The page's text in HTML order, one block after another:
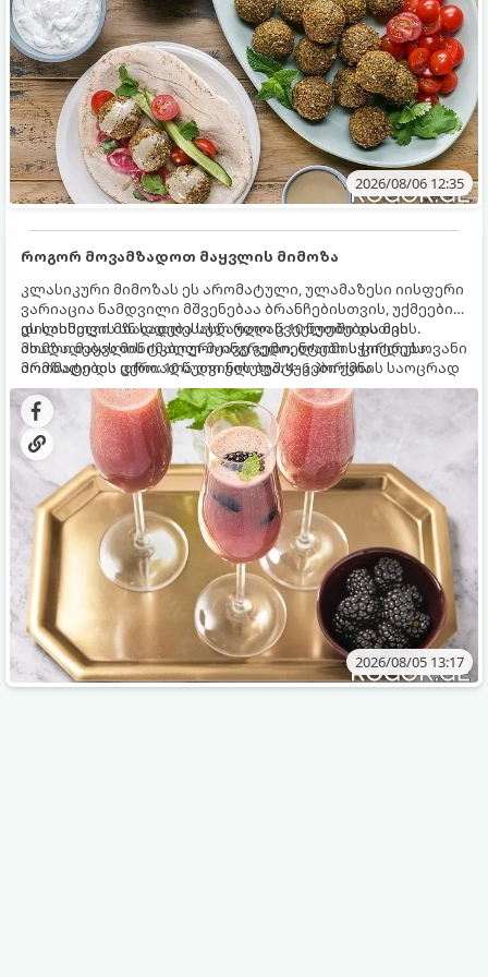
2026/08/06 12:35
როგორ მოვამზადოთ მაყვლის მიმოზა
კლასიკური მიმოზას ეს არომატული, ულამაზესი იისფერი
ვარიაცია ნამდვილი მშვენებაა ბრანჩებისთვის, უქმეების
დილისთვის ან სადღესასწაულო წვეულებებისთვის.
ახალი მაყვლის ტკბილ-მჟავე გემო, ლაიმის ციტრუსოვანი
არომატი და ცქრიალა ღვინის ბუშტუკები ქმნის საოცრად
დახვეწილ და მაგრილებელ კოქტეილს.
ეს სასმელი მზადდება სულ რაღაც 10 წუთში და მის
მომზადებას მინიმალური ინგრედიენტები სჭირდება.
მომზადების დრო: 10 წუთი ულუფა: 4–6 პორცია
2026/08/05 13:17